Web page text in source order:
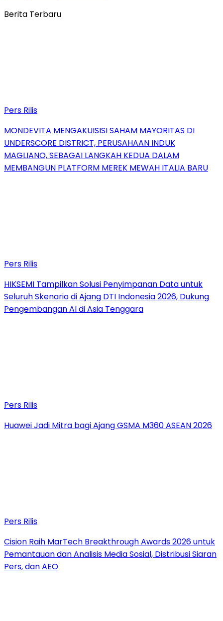
Berita Terbaru
Pers Rilis
MONDEVITA MENGAKUISISI SAHAM MAYORITAS DI
UNDERSCORE DISTRICT, PERUSAHAAN INDUK
MAGLIANO, SEBAGAI LANGKAH KEDUA DALAM
MEMBANGUN PLATFORM MEREK MEWAH ITALIA BARU
Pers Rilis
HIKSEMI Tampilkan Solusi Penyimpanan Data untuk
Seluruh Skenario di Ajang DTI Indonesia 2026, Dukung
Pengembangan AI di Asia Tenggara
Pers Rilis
Huawei Jadi Mitra bagi Ajang GSMA M360 ASEAN 2026
Pers Rilis
Cision Raih MarTech Breakthrough Awards 2026 untuk
Pemantauan dan Analisis Media Sosial, Distribusi Siaran
Pers, dan AEO